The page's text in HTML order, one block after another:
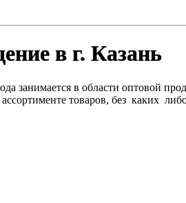
в г. Казань
занимается в области оптовой
товаров, без каких